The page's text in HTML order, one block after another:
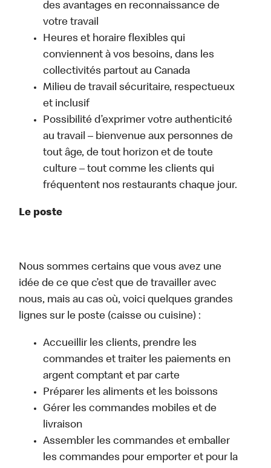
des avantages en reconnaissance de
votre travail
Heures et horaire flexibles qui
conviennent à vos besoins, dans les
collectivités partout au Canada
Milieu de travail sécuritaire, respectueux
et inclusif
Possibilité d’exprimer votre authenticité
au travail – bienvenue aux personnes de
tout âge, de tout horizon et de toute
culture – tout comme les clients qui
fréquentent nos restaurants chaque jour.
Le poste
Nous sommes certains que vous avez une
idée de ce que c’est que de travailler avec
nous, mais au cas où, voici quelques grandes
lignes sur le poste (caisse ou cuisine) :
Accueillir les clients, prendre les
commandes et traiter les paiements en
argent comptant et par carte
Préparer les aliments et les boissons
Gérer les commandes mobiles et de
livraison
Assembler les commandes et emballer
les commandes pour emporter et pour la